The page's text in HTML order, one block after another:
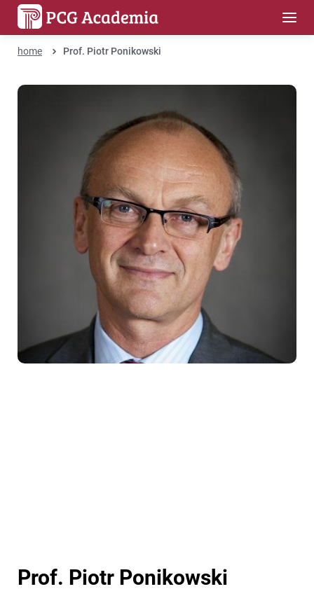
home Prof. Piotr Ponikowski
Prof. Piotr Ponikowski